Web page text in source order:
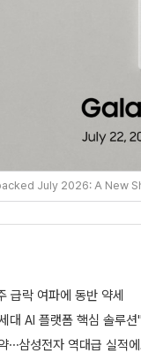
July 2026: A New
급락 여파에 동반 약세
대 AI 플랫폼 핵심 솔루션"
⋯삼성전자 역대급 실적